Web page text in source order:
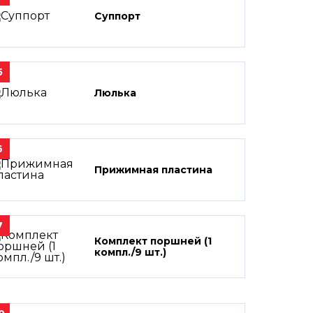
Суппорт
Люлька
Прижимная пластина
Комплект поршней (1
компл./9 шт.)